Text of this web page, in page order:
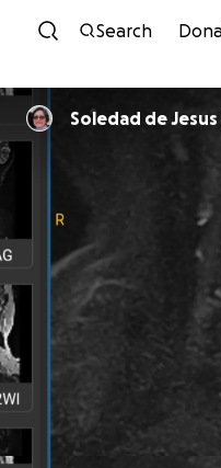
Search
Soledad de